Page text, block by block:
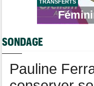
Tour de Burgos
Oscar Onley : "Je
Paul Magnier seulement
Julius Johansen
Emirates
TRANSFERTS
SONDAGE
Pauline